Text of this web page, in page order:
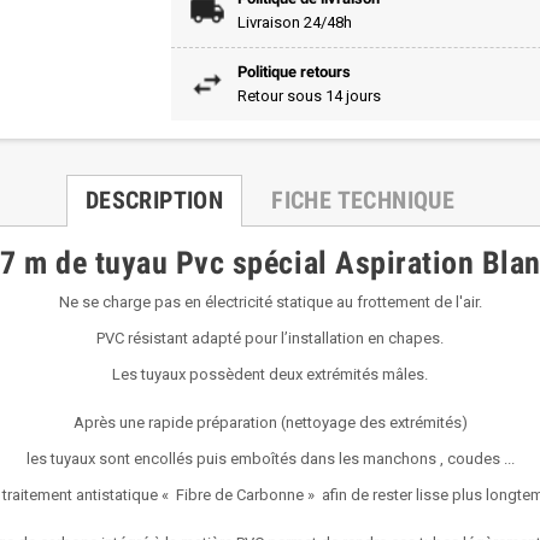
Livraison 24/48h
Politique retours
Retour sous 14 jours
DESCRIPTION FICHE TECHNIQUE
m de tuyau Pvc spécial Aspiration
Ne se charge pas en électricité statique au frottement de l'air.
PVC résistant adapté pour l’installation en chapes.
Les tuyaux possèdent deux extrémités mâles.
Après une rapide préparation (nettoyage des extrémités)
les tuyaux sont encollés puis emboîtés dans les manchons , coudes ...
traitement antistatique « Fibre de Carbonne » afin de rester lisse plus